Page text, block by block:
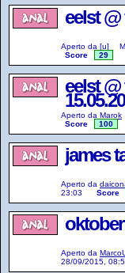
eelst
Aperto da [u]
Score
29
eelst
Aperto da Marok
Score
100
james
Aperto da
23:03
Score
Aperto da
28/09/2015,